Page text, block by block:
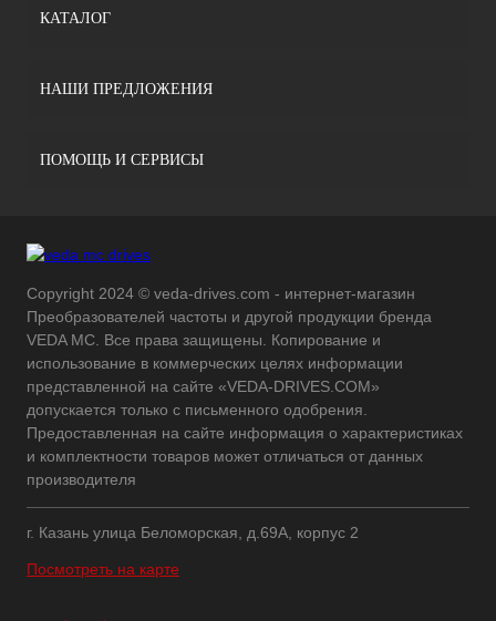
КАТАЛОГ
НАШИ ПРЕДЛОЖЕНИЯ
ПОМОЩЬ И СЕРВИСЫ
Copyright 2024 © veda-drives.com - интернет-магазин
Преобразователей частоты и другой продукции бренда
VEDA MC. Все права защищены. Копирование и
использование в коммерческих целях информации
представленной на сайте «VEDA-DRIVES.COM»
допускается только с письменного одобрения.
Предоставленная на сайте информация о характеристиках
и комплектности товаров может отличаться от данных
производителя
г. Казань улица Беломорская, д.69А, корпус 2
Посмотреть на карте